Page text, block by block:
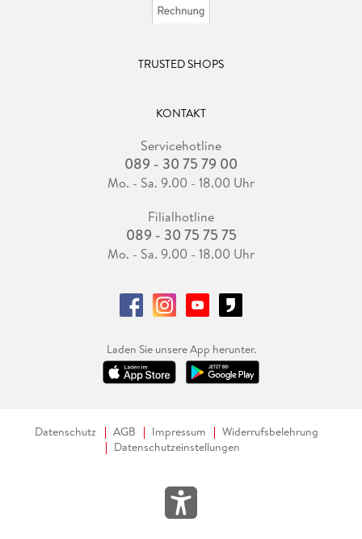
TRUSTED SHOPS
KONTAKT
Servicehotline
089 - 30 75 79 00
Mo. - Sa. 9.00 - 18.00 Uhr
Filialhotline
089 - 30 75 75 75
Mo. - Sa. 9.00 - 18.00 Uhr
Laden Sie unsere App herunter.
Datenschutz AGB Impressum
Widerrufsbelehrung
Datenschutzeinstellungen